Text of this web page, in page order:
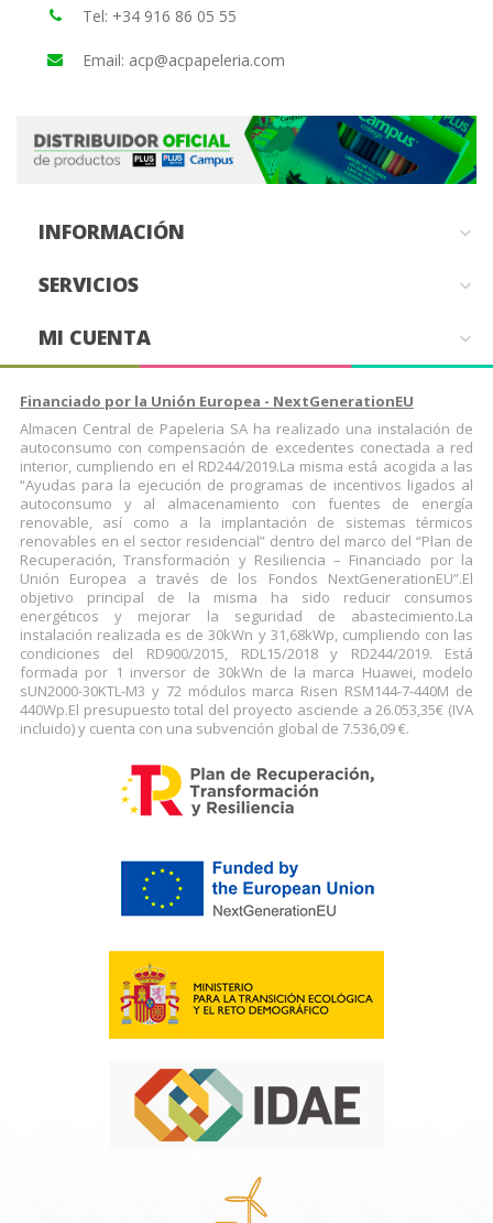
Tel: +34 916 86 05 55
Email: acp@acpapeleria.com
INFORMACIÓN 
SERVICIOS 
MI CUENTA 
Financiado por la Unión Europea - NextGenerationEU
Almacen Central de Papeleria SA ha realizado una instalación de
autoconsumo con compensación de excedentes conectada a red
interior, cumpliendo en el RD244/2019.La misma está acogida a las
“Ayudas para la ejecución de programas de incentivos ligados al
autoconsumo y al almacenamiento con fuentes de energía
renovable, así como a la implantación de sistemas térmicos
renovables en el sector residencial” dentro del marco del “Plan de
Recuperación, Transformación y Resiliencia – Financiado por la
Unión Europea a través de los Fondos NextGenerationEU”.El
objetivo principal de la misma ha sido reducir consumos
energéticos y mejorar la seguridad de abastecimiento.La
instalación realizada es de 30kWn y 31,68kWp, cumpliendo con las
condiciones del RD900/2015, RDL15/2018 y RD244/2019. Está
formada por 1 inversor de 30kWn de la marca Huawei, modelo
sUN2000-30KTL-M3 y 72 módulos marca Risen RSM144-7-440M de
440Wp.El presupuesto total del proyecto asciende a 26.053,35€ (IVA
incluido) y cuenta con una subvención global de 7.536,09 €.